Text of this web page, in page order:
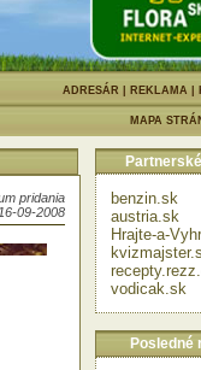
ADRESÁR REKLAMA
MAPA
pridania
16-09-2008
benzin.sk
austria.sk
Hrajte-a-
vodicak.sk
Posledné